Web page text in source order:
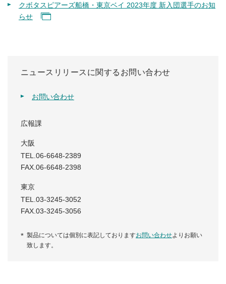
クボタスピアーズ船橋・東京ベイ 2023年度 新入団選手のお知
らせ
ニュースリリースに関するお問い合わせ
お問い合わせ
広報課
大阪
TEL.06-6648-2389
FAX.06-6648-2398
東京
TEL.03-3245-3052
FAX.03-3245-3056
製品については個別に表記しておりますお問い合わせよりお願い
致します。